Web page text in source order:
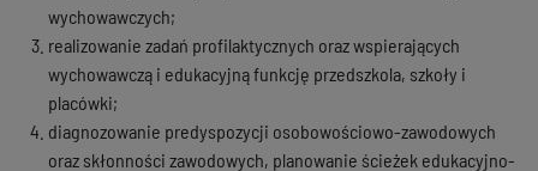
wychowawczych;
realizowanie zadań profilaktycznych oraz wspierających
wychowawczą i edukacyjną funkcję przedszkola, szkoły i
placówki;
diagnozowanie predyspozycji osobowościowo-zawodowych
oraz skłonności zawodowych, planowanie ścieżek edukacyjno-